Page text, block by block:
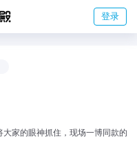
登录
家的眼神抓住，现场一博同款的